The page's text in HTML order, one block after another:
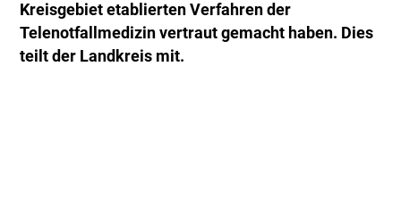
Kreisgebiet etablierten Verfahren der
Telenotfallmedizin vertraut gemacht haben. Dies
teilt der Landkreis mit.